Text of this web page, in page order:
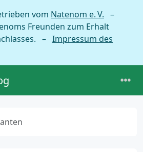
vom Natenom e. V. –
Freunden zum Erhalt
– Impressum des